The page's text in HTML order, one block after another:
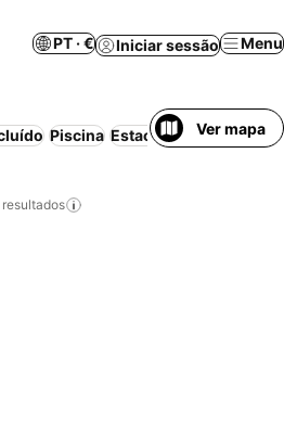
PT · € Iniciar sessão Menu
Piscina Estacionamento Praia
Ver mapa